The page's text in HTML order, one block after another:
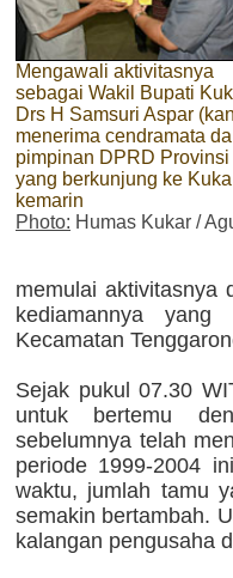
Mengawali aktivitasnya
sebagai Wakil Bupati
Drs H Samsuri Aspar
menerima cendramata
pimpinan DPRD
yang berkunjung ke
kemarin
Photo: Humas Kukar /
memulai aktivitasnya
kediamannya
Kecamatan
Sejak pukul 07.30
untuk bertemu
sebelumnya telah
periode 1999-2004
waktu, jumlah tamu
semakin bertambah.
kalangan pengusaha